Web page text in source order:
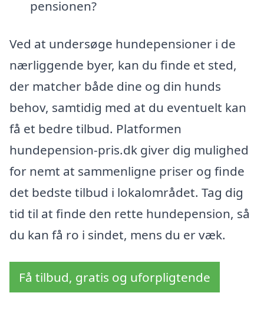
pensionen?
Ved at undersøge hundepensioner i de
nærliggende byer, kan du finde et sted,
der matcher både dine og din hunds
behov, samtidig med at du eventuelt kan
få et bedre tilbud. Platformen
hundepension-pris.dk giver dig mulighed
for nemt at sammenligne priser og finde
det bedste tilbud i lokalområdet. Tag dig
tid til at finde den rette hundepension, så
du kan få ro i sindet, mens du er væk.
Få tilbud, gratis og uforpligtende